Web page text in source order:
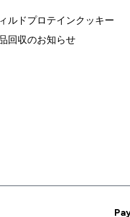
ルドプロテインクッキー
回収のお知らせ